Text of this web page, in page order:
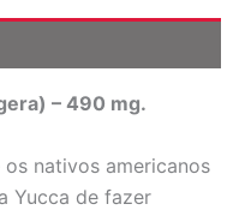
– 490 mg.
nativos americanos
Yucca de fazer